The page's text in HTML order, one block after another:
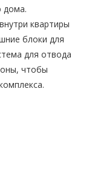
дома.
квартиры
блоки для
для отвода
чтобы